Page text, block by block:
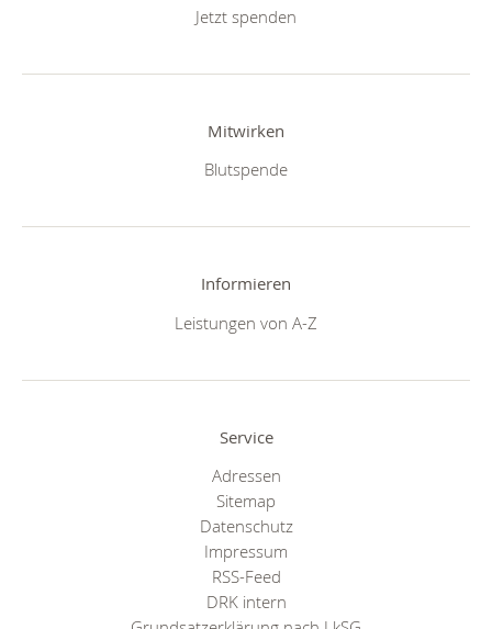
Jetzt spenden
Mitwirken
Blutspende
Informieren
Leistungen von A-Z
Service
Adressen
Sitemap
Datenschutz
Impressum
RSS-Feed
DRK intern